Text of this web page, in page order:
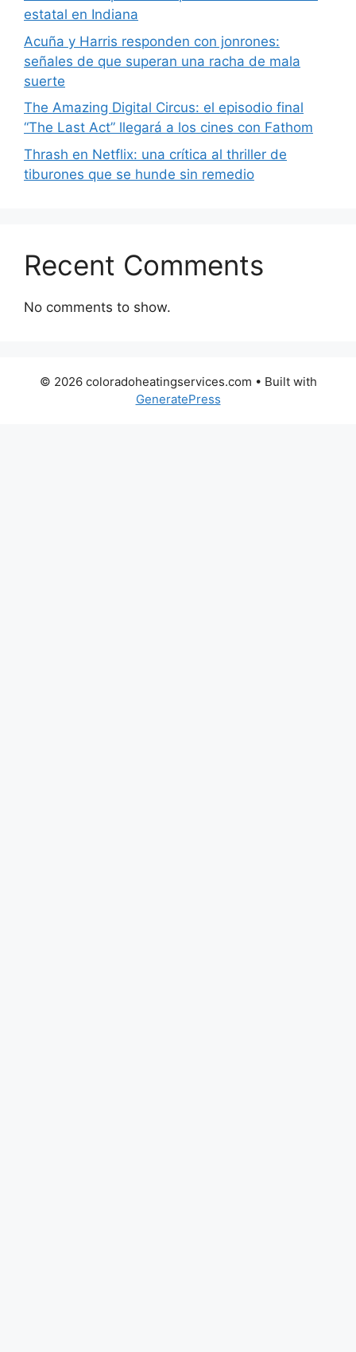
estatal en Indiana
Acuña y Harris responden con jonrones:
señales de que superan una racha de mala
suerte
The Amazing Digital Circus: el episodio final
“The Last Act” llegará a los cines con Fathom
Thrash en Netflix: una crítica al thriller de
tiburones que se hunde sin remedio
Recent Comments
No comments to show.
© 2026 coloradoheatingservices.com • Built with
GeneratePress